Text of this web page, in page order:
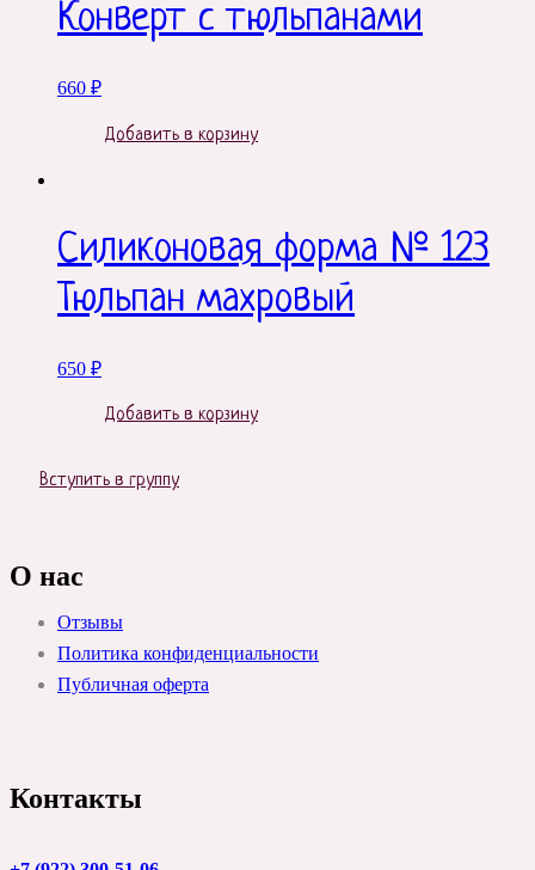
Конверт с тюльпанами
660 ₽
Добавить в корзину
Силиконовая форма № 123
Тюльпан махровый
650 ₽
Добавить в корзину
Вступить в группу
О нас
Отзывы
Политика конфиденциальности
Публичная оферта
Контакты